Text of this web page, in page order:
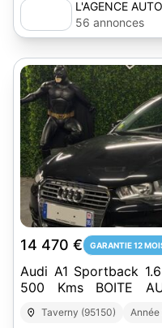
L'AGENCE
56 annonces
14 470 € GARANTIE 12
Audi A1 Sportback
500 Kms BOITE
GARANTIE 1 AN
Taverny (95150) Année